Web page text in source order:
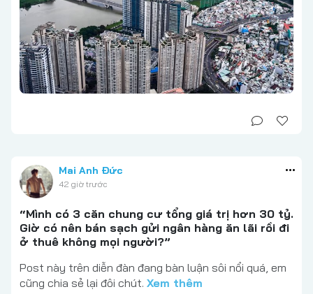
Mai Anh Đức
42 giờ trước
“Mình có 3 căn chung cư tổng giá trị hơn 30 tỷ.
Giờ có nên bán sạch gửi ngân hàng ăn lãi rồi đi
ở thuê không mọi người?”
Post này trên diễn đàn đang bàn luận sôi nổi quá, em
cũng chia sẻ lại đôi chút. Xem thêm